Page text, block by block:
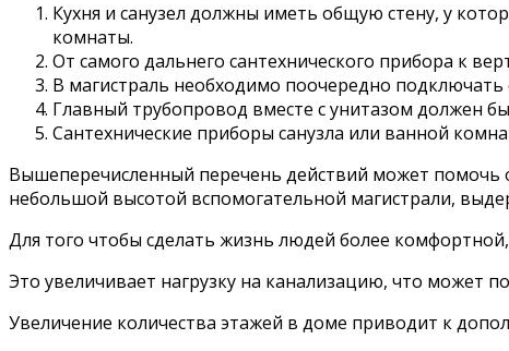
Кухня и санузел должны иметь общую стену, у
комнаты.
От самого дальнего сантехнического прибора к
В магистраль необходимо поочередно подключать
Главный трубопровод вместе с унитазом должен
Сантехнические приборы санузла или ванной
Вышеперечисленный перечень действий может помочь
небольшой высотой вспомогательной магистрали,
Для того чтобы сделать жизнь людей более
Это увеличивает нагрузку на канализацию, что может
Увеличение количества этажей в доме приводит к